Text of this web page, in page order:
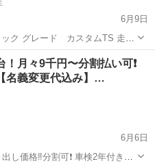
6月9日
パレット 車両
月々9千円〜分割払い可❗️
名義変更代込み】…
6月6日
価格‼️分割可❗️ 車検2年付き！